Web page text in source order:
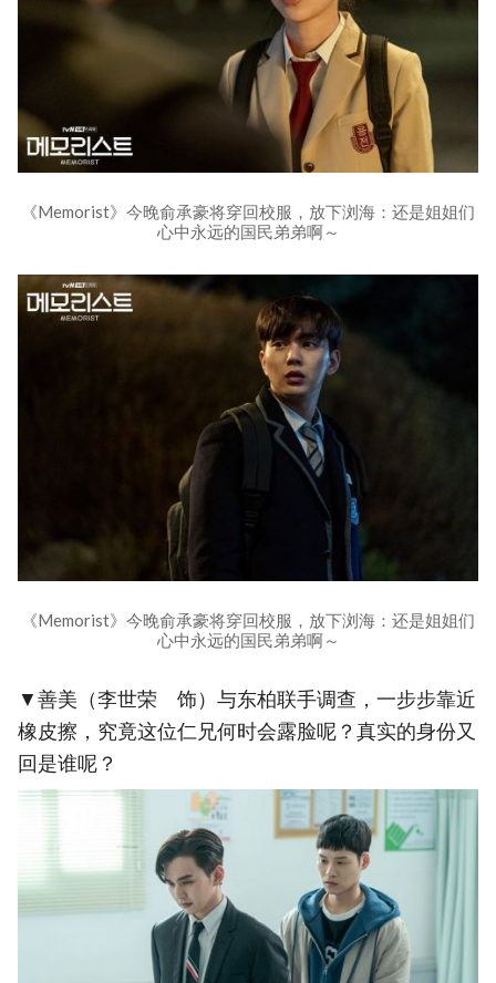
《Memorist》今晚俞承豪将穿回校服，放下浏海：还是姐姐们
心中永远的国民弟弟啊～
《Memorist》今晚俞承豪将穿回校服，放下浏海：还是姐姐们
心中永远的国民弟弟啊～
▼善美（李世荣 饰）与东柏联手调查，一步步靠近
橡皮擦，究竟这位仁兄何时会露脸呢？真实的身份又
回是谁呢？